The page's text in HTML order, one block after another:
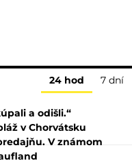
24 hod 7 dní
a odišli.“
v Chorvátsku
V známom